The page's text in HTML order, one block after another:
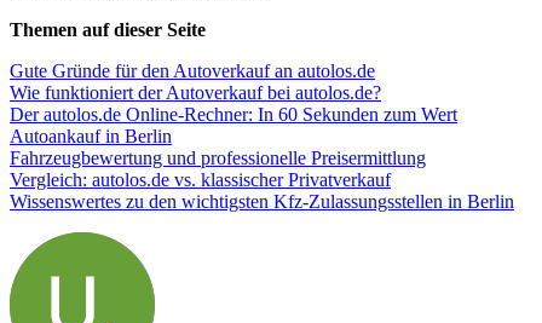
Themen auf dieser Seite
Gute Gründe für den Autoverkauf an autolos.de
Wie funktioniert der Autoverkauf bei autolos.de?
Der autolos.de Online-Rechner: In 60 Sekunden zum Wert
Autoankauf in Berlin
Fahrzeugbewertung und professionelle Preisermittlung
Vergleich: autolos.de vs. klassischer Privatverkauf
Wissenswertes zu den wichtigsten Kfz-Zulassungsstellen in Berlin